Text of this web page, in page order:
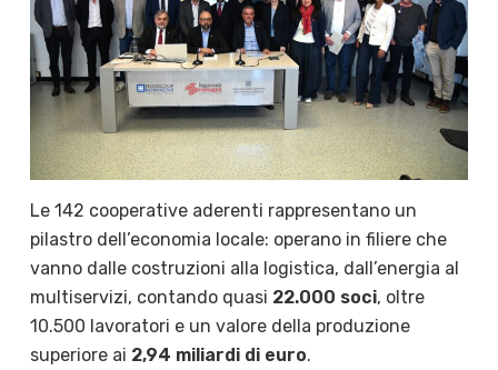
Le 142 cooperative aderenti rappresentano un
pilastro dell’economia locale: operano in filiere che
vanno dalle costruzioni alla logistica, dall’energia al
multiservizi, contando quasi 22.000 soci, oltre
10.500 lavoratori e un valore della produzione
superiore ai 2,94 miliardi di euro.